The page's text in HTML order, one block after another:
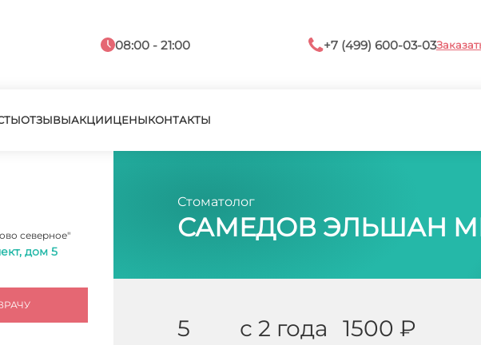
08:00 - 21:00 +7 (499) 600-03-03
ОТЗЫВЫАКЦИИЦЕНЫКОНТАКТЫ
Стоматолог
САМЕДОВ ЭЛЬШАН
северное"
дом 5
5 с 2 года 1500 ₽